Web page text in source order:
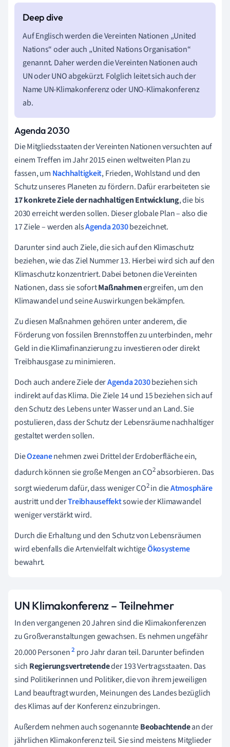
Auf Englisch werden die Vereinten Nationen „United
Nations“ oder auch „United Nations Organisation“
genannt. Daher werden die Vereinten Nationen auch
UN oder UNO abgekürzt. Folglich leitet sich auch der
Name UN-Klimakonferenz oder UNO-Klimakonferenz
ab.
Agenda 2030
Die Mitgliedsstaaten der Vereinten Nationen versuchten auf
einem Treffen im Jahr 2015 einen weltweiten Plan zu
fassen, um Nachhaltigkeit, Frieden, Wohlstand und den
Schutz unseres Planeten zu fördern. Dafür erarbeiteten sie
17 konkrete Ziele der nachhaltigen Entwicklung, die bis
2030 erreicht werden sollen. Dieser globale Plan – also die
17 Ziele – werden alsAgenda 2030bezeichnet.
Darunter sind auch Ziele, die sich auf den Klimaschutz
beziehen, wie das Ziel Nummer 13. Hierbei wird sich auf den
Klimaschutz konzentriert. Dabei betonen die Vereinten
Nationen, dass sie sofortMaßnahmenergreifen, um den
Klimawandel und seine Auswirkungen bekämpfen.
Zu diesen Maßnahmen gehören unter anderem, die
Förderung von fossilen Brennstoffen zu unterbinden, mehr
Geld in die Klimafinanzierung zu investieren oder direkt
Treibhausgase zu minimieren.
Doch auch andere Ziele derAgenda 2030beziehen sich
indirekt auf das Klima. Die Ziele 14 und 15 beziehen sich auf
den Schutz des Lebens unter Wasser und an Land. Sie
postulieren, dass der Schutz der Lebensräume nachhaltiger
gestaltet werden sollen.
DieOzeanenehmen zwei Drittel der Erdoberfläche ein,
dadurch können sie große Mengen an CO2absorbieren. Das
sorgt wiederum dafür, dass weniger CO2in dieAtmosphäre
austritt und derTreibhauseffektsowie der Klimawandel
weniger verstärkt wird.
Durch die Erhaltung und den Schutz von Lebensräumen
wird ebenfalls die Artenvielfalt wichtigeÖkosysteme
bewahrt.
UN Klimakonferenz – Teilnehmer
In den vergangenen 20 Jahren sind die Klimakonferenzen
zu Großveranstaltungen gewachsen. Es nehmen ungefähr
20.000 Personen2 pro Jahr daran teil. Darunter befinden
sich Regierungsvertretendeder 193 Vertragsstaaten. Das
sind Politikerinnen und Politiker, die von ihrem jeweiligen
Land beauftragt wurden, Meinungen des Landes bezüglich
des Klimas auf der Konferenz einzubringen.
Außerdem nehmen auch sogenannteBeobachtendean der
jährlichen Klimakonferenz teil. Sie sind meistens Mitglieder